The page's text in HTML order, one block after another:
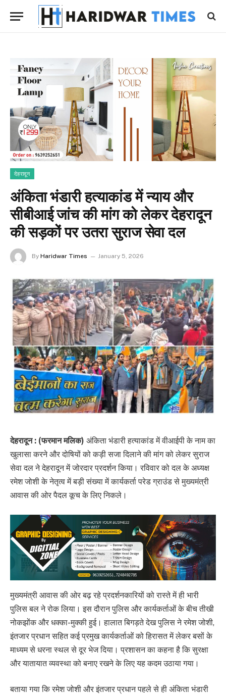
देहरादून
अंकिता भंडारी हत्याकांड में न्याय और
सीबीआई जांच की मांग को लेकर देहरादून
की सड़कों पर उतरा सुराज सेवा दल
By Haridwar Times January 5, 2026
देहरादून : (फरमान मलिक) अंकिता भंडारी हत्याकांड में वीआईपी के नाम का
खुलासा करने और दोषियों को कड़ी सजा दिलाने की मांग को लेकर सुराज
सेवा दल ने देहरादून में जोरदार प्रदर्शन किया। रविवार को दल के अध्यक्ष
रमेश जोशी के नेतृत्व में बड़ी संख्या में कार्यकर्ता परेड ग्राउंड से मुख्यमंत्री
आवास की ओर पैदल कूच के लिए निकले।
मुख्यमंत्री आवास की ओर बढ़ रहे प्रदर्शनकारियों को रास्ते में ही भारी
पुलिस बल ने रोक लिया। इस दौरान पुलिस और कार्यकर्ताओं के बीच तीखी
नोकझोंक और धक्का-मुक्की हुई। हालात बिगड़ते देख पुलिस ने रमेश जोशी,
इंतजार प्रधान सहित कई प्रमुख कार्यकर्ताओं को हिरासत में लेकर बसों के
माध्यम से धरना स्थल से दूर भेज दिया। प्रशासन का कहना है कि सुरक्षा
और यातायात व्यवस्था को बनाए रखने के लिए यह कदम उठाया गया।
बताया गया कि रमेश जोशी और इंतजार प्रधान पहले से ही अंकिता भंडारी